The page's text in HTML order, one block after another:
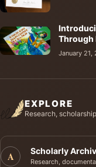
Through
January 21,
EXPLORE
Research,
A Scholarly
Research,